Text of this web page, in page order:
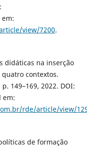
em:
view/7200.
didáticas na inserção
contextos.
149–169, 2022. DOI:
em:
rde/article/view/
de formação